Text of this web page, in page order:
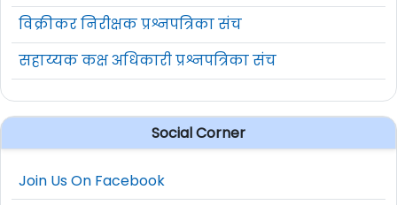
फोरमन /
Mining
Foreman
संस्थेतील संबंधित
विषयातील मॅट्रिक सह
03 वर्षाचा डिप्लोमा.
संस्थेतील संबंधित
03 वर्षाचा डिप्लोमा.
28 वर्षे
विक्रीकर निरीक्षक प्रश्नपत्रिका संच
सहाय्यक कक्ष अधिकारी प्रश्नपत्रिका संच
Social Corner
Join Us On Facebook